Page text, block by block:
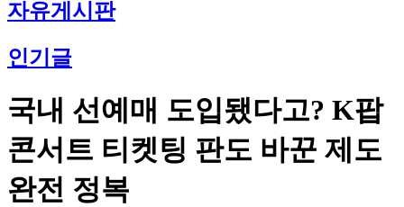
자유게시판
인기글
국내 선예매 도입됐다고? K팝
콘서트 티켓팅 판도 바꾼 제도
완전 정복